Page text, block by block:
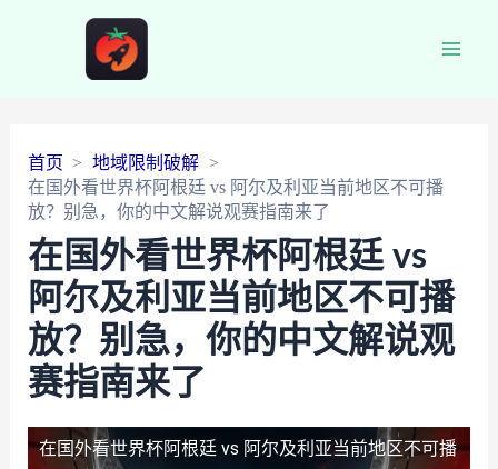
首页
地域限制破解
在国外看世界杯阿根廷 vs 阿尔及利亚当前地区不可播
放？别急，你的中文解说观赛指南来了
在国外看世界杯阿根廷 vs
阿尔及利亚当前地区不可播
放？别急，你的中文解说观
赛指南来了
在国外看世界杯阿根廷 vs 阿尔及利亚当前地区不可播